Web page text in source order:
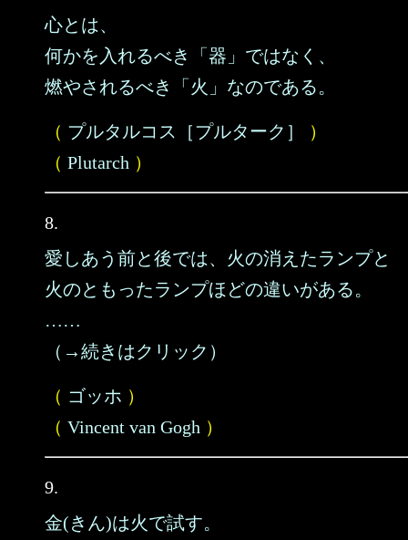
心とは、
何かを入れるべき「器」ではなく、
燃やされるべき「火」なのである。
（ プルタルコス［プルターク］
）
（ Plutarch ）
8.
愛しあう前と後では、火の消えたランプと
火のともったランプほどの違いがある。
……
（→続きはクリック）
（ ゴッホ ）
（ Vincent van Gogh ）
9.
金(きん)は火で試す。